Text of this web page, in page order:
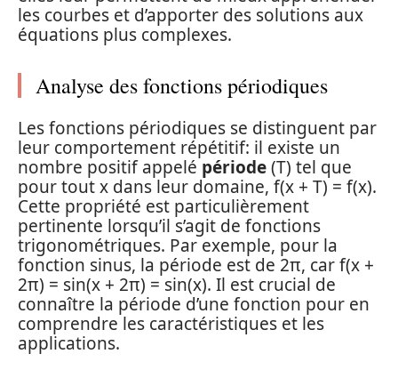
les courbes et d’apporter des solutions aux
équations plus complexes.
Analyse des fonctions périodiques
Les fonctions périodiques se distinguent par
leur comportement répétitif: il existe un
nombre positif appelé période(T) tel que
pour tout x dans leur domaine, f(x + T) = f(x).
Cette propriété est particulièrement
pertinente lorsqu’il s’agit de fonctions
trigonométriques. Par exemple, pour la
fonction sinus, la période est de 2π, car f(x +
2π) = sin(x + 2π) = sin(x). Il est crucial de
connaître la période d’une fonction pour en
comprendre les caractéristiques et les
applications.